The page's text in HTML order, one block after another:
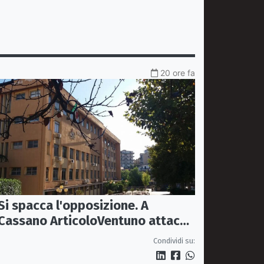
20 ore fa
spacca l'opposizione. A
ArticoloVentuno attacca
Avena e ne chiede le dimissioni
Condividi su: